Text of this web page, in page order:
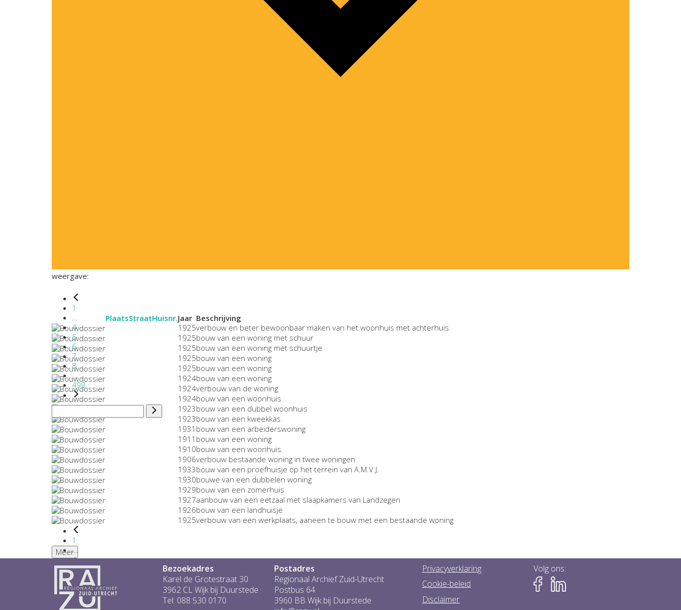
weergave:
1
4
5
6
7
8
...
499
PlaatsStraatHuisnr.Jaar Beschrijving
1925verbouw en beter bewoonbaar maken van het woonhuis met achterhuis
1925bouw van een woning met schuur
1925bouw van een woning met schuurtje
1925bouw van een woning
1925bouw van een woning
1924bouw van een woning
1924verbouw van de woning
1924bouw van een woonhuis
1923bouw van een dubbel woonhuis
1923bouw van een kweekkas
1931 bouw van een arbeiderswoning
1911 bouw van een woning
1910bouw van een woonhuis
1906verbouw bestaande woning in twee woningen
1933bouw van een proefhuisje op het terrein van A.M.V.J.
1930bouwe van een dubbelen woning
1929bouw van een zomerhuis
1927aanbouw van een eetzaal met slaapkamers van Landzegen
1926bouw van een landhuisje
1925verbouw van een werkplaats, aaneen te bouw met een bestaande woning
1
...
4
5
6
7
8
...
Meer
Bezoekadres
Karel de Grotestraat 30
3962 CL Wijk bij Duurstede
Tel: 088 530 0170
Postadres
Regionaal Archief Zuid-Utrecht
Postbus 64
3960 BB Wijk bij Duurstede
Privacyverklaring
Cookie-beleid
Disclaimer
Volg ons: